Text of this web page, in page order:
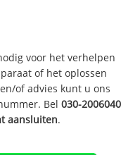
voor het verhelpen
of het oplossen
of advies kunt u ons
Bel030-2006040
aansluiten.